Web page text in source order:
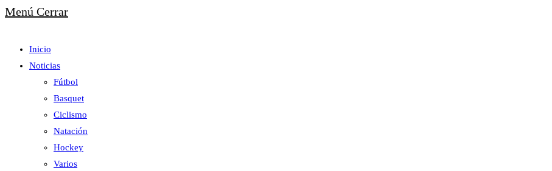
Menú Cerrar
Inicio
Noticias
Fútbol
Basquet
Ciclismo
Natación
Hockey
Varios